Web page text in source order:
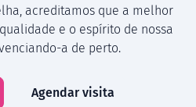
acreditamos que a melhor
e o espírito de nossa
a de perto.
Agendar visita